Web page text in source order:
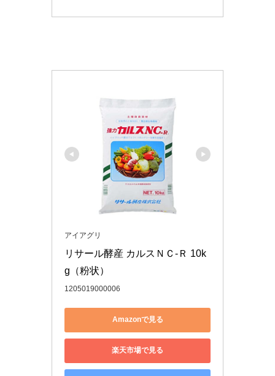
アイアグリ
リサール酵産 カルスＮＣ-Ｒ 10k
g（粉状）
1205019000006
Amazonで見る
楽天市場で見る